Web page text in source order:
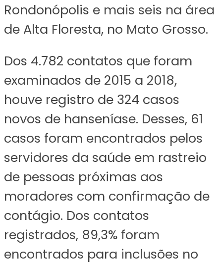
Rondonópolis e mais seis na área
de Alta Floresta, no Mato Grosso.
Dos 4.782 contatos que foram
examinados de 2015 a 2018,
houve registro de 324 casos
novos de hanseníase. Desses, 61
casos foram encontrados pelos
servidores da saúde em rastreio
de pessoas próximas aos
moradores com confirmação de
contágio. Dos contatos
registrados, 89,3% foram
encontrados para inclusões no